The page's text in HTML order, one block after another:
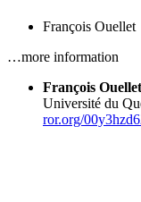
François Ouellet
…more information
François Ouellet
Université du
ror.org/